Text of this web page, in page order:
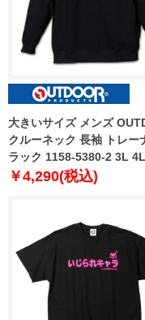
大きいサイズ メンズ
クルーネック 長袖 トレー
ラック 1158-5380-2 3L
6L 8L
￥4,290(税込)